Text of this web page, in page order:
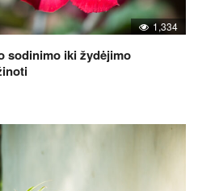
1,334
sodinimo iki žydėjimo